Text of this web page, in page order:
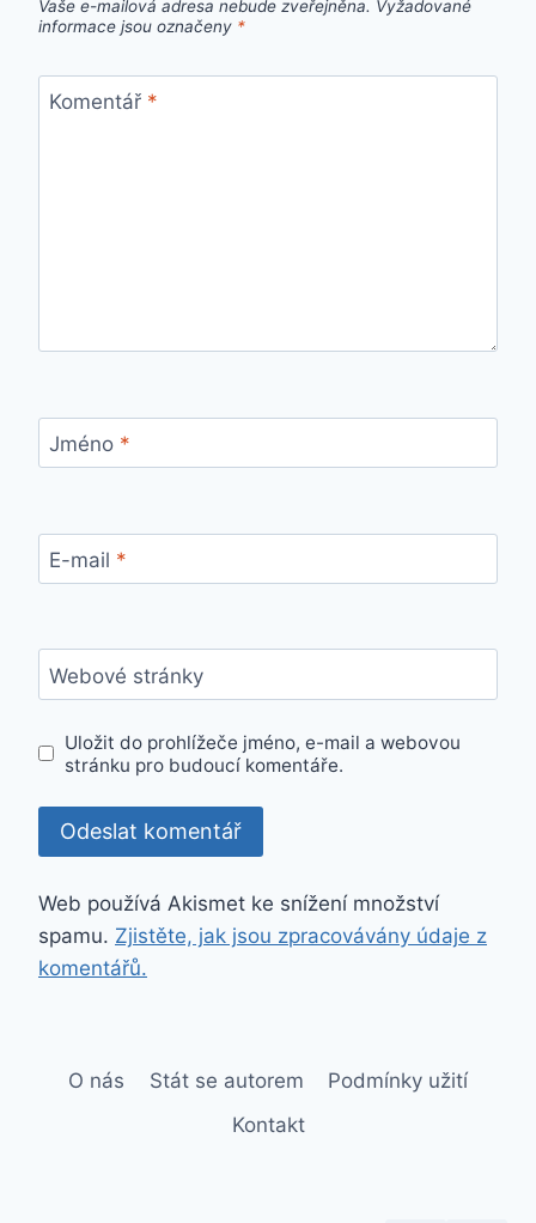
Vaše e-mailová adresa nebude zveřejněna. Vyžadované
informace jsou označeny *
Komentář *
Jméno *
E-mail *
Webové stránky
Uložit do prohlížeče jméno, e-mail a webovou
stránku pro budoucí komentáře.
Web používá Akismet ke snížení množství
spamu. Zjistěte, jak jsou zpracovávány údaje z
komentářů.
O nás Stát se autorem
Podmínky užití
Kontakt